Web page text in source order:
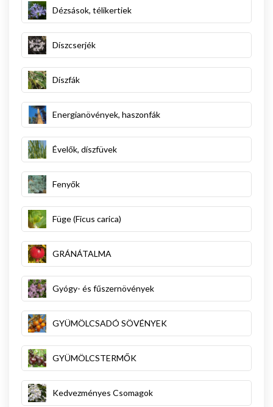
Dézsások, télikertiek
Díszcserjék
Díszfák
Energianövények, haszonfák
Évelők, díszfüvek
Fenyők
Füge (Ficus carica)
GRÁNÁTALMA
Gyógy- és fűszernövények
GYÜMÖLCSADÓ SÖVÉNYEK
GYÜMÖLCSTERMŐK
Kedvezményes Csomagok